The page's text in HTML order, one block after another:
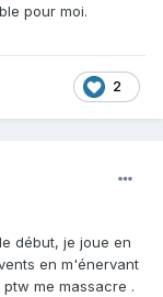
pour moi.
2
début, je joue en
en m'énervant
me massacre .